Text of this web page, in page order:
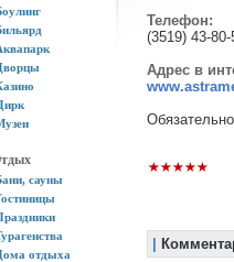
сауны
отдыха
Телефон:
(3519) 43-
Адрес в